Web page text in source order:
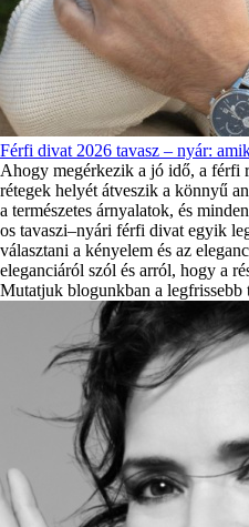
Férfi divat 2026 tavasz – nyár:
Ahogy megérkezik a jó idő, a férfi
rétegek helyét átveszik a könnyű
a természetes árnyalatok, és
os tavaszi–nyári férfi divat egyik
választani a kényelem és az
eleganciáról szól és arról, hogy a
Mutatjuk blogunkban a legfrissebb